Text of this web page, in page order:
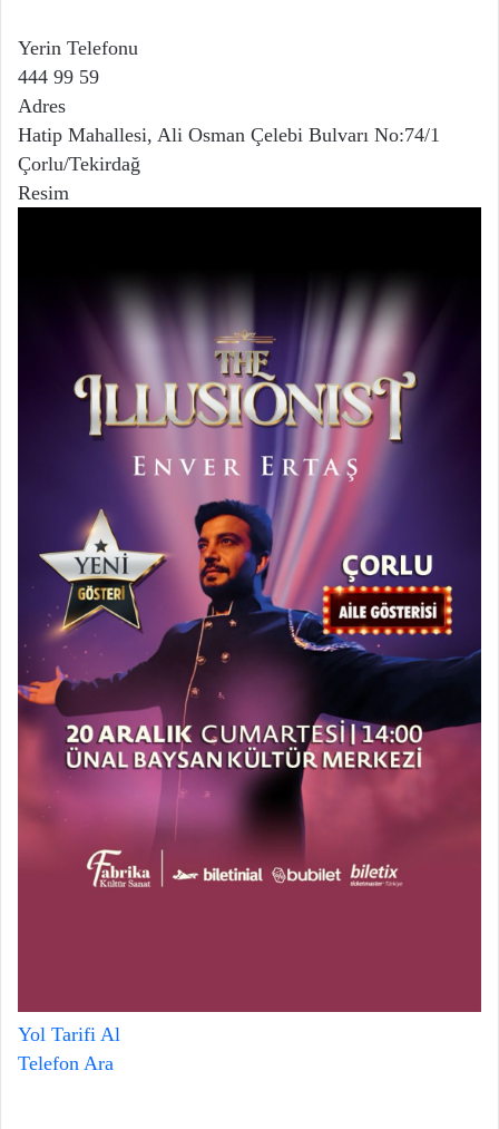
Yerin Telefonu
444 99 59
Adres
Hatip Mahallesi, Ali Osman Çelebi Bulvarı No:74/1
Çorlu/Tekirdağ
Resim
Yol Tarifi Al
Telefon Ara